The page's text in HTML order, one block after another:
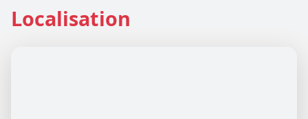
Localisation